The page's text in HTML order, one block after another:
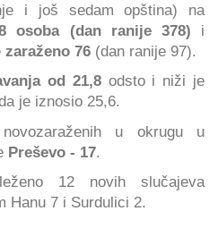
i još sedam opština) na
osoba (dan ranije 378) i
zaraženo 76 (dan ranije 97).
od 21,8odsto i niži je
je iznosio 25,6.
u okrugu u
Preševo - 17.
12 novih slučajeva
Hanu 7 i Surdulici 2.